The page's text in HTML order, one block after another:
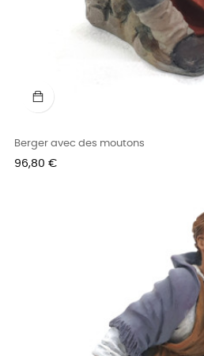
Berger avec des moutons
Prix
96,80 €